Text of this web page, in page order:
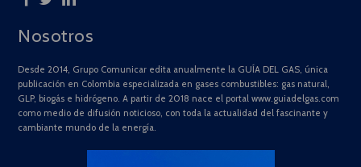
Nosotros
Desde 2014, Grupo Comunicar edita anualmente la GUÍA DEL GAS, única
publicación en Colombia especializada en gases combustibles: gas natural,
GLP, biogás e hidrógeno. A partir de 2018 nace el portal www.guiadelgas.com
como medio de difusión noticioso, con toda la actualidad del fascinante y
cambiante mundo de la energía.